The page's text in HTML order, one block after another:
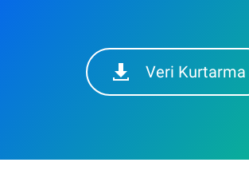
Veri Kurtarma